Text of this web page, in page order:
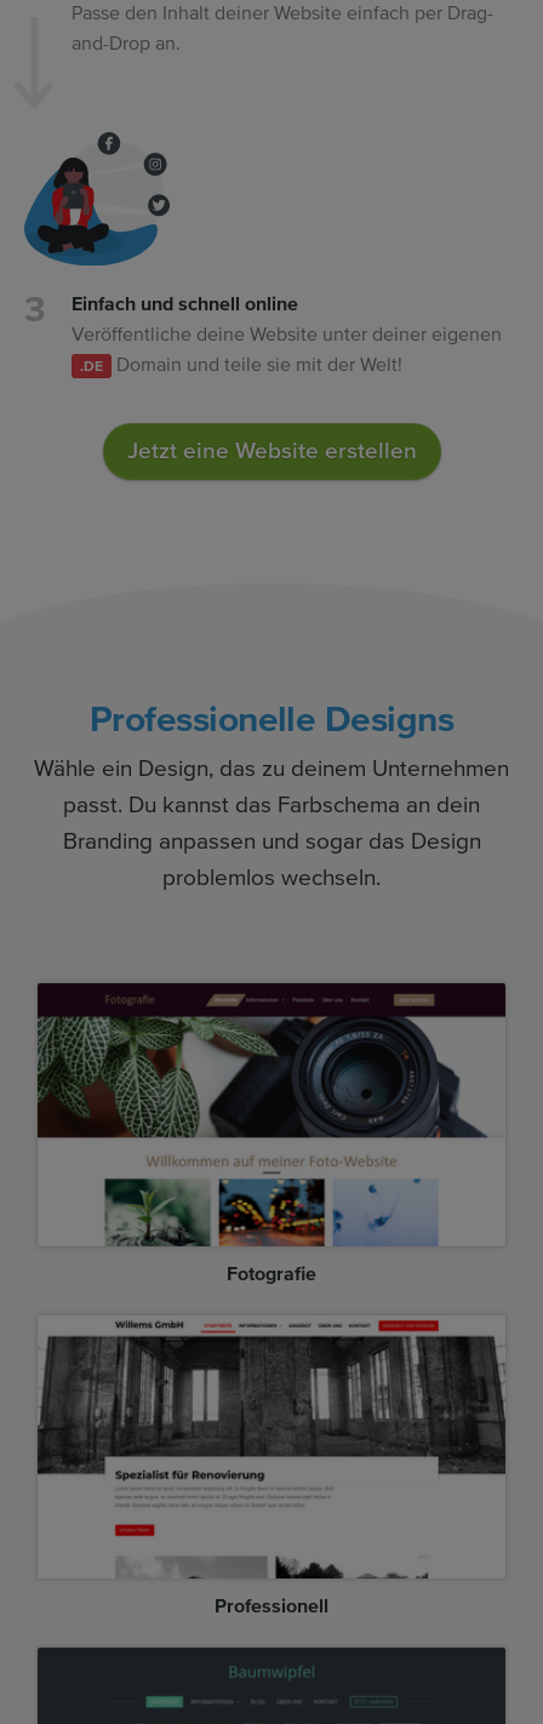
Passe den Inhalt deiner Website einfach per Drag-
and-Drop an.
Einfach und schnell online
Veröffentliche deine Website unter deiner eigenen
.DE Domain und teile sie mit der Welt!
Jetzt eine Website erstellen
Professionelle Designs
Wähle ein Design, das zu deinem Unternehmen
passt. Du kannst das Farbschema an dein
Branding anpassen und sogar das Design
problemlos wechseln.
Fotografie
Professionell